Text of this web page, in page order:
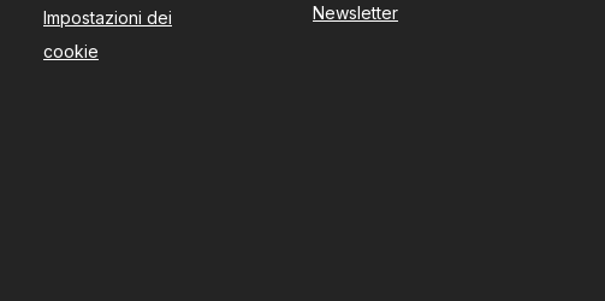
Impostazioni dei
cookie
Newsletter